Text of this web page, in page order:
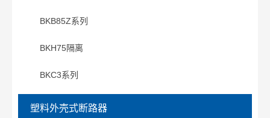
BKB85Z系列
BKH75隔离
BKC3系列
塑料外壳式断路器